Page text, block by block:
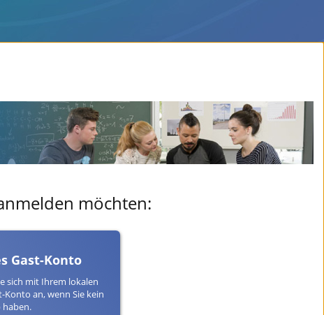
möchten:
Gast-Konto
sich mit Ihrem lokalen
Konto an, wenn Sie kein
haben.